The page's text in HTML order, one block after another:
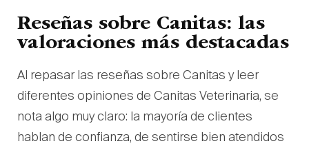
Reseñas sobre Canitas: las
valoraciones más destacadas
Al repasar las reseñas sobre Canitas y leer
diferentes opiniones de Canitas Veterinaria, se
nota algo muy claro: la mayoría de clientes
hablan de confianza, de sentirse bien atendidos